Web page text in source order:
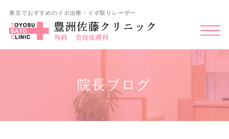
東京でおすすめのイボ治療・イボ取りレーザー
院長ブログ